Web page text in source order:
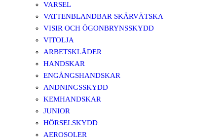
VARSEL
VATTENBLANDBAR SKÄRVÄTSKA
VISIR OCH ÖGONBRYNSSKYDD
VITOLJA
ARBETSKLÄDER
HANDSKAR
ENGÅNGSHANDSKAR
ANDNINGSSKYDD
KEMHANDSKAR
JUNIOR
HÖRSELSKYDD
AEROSOLER